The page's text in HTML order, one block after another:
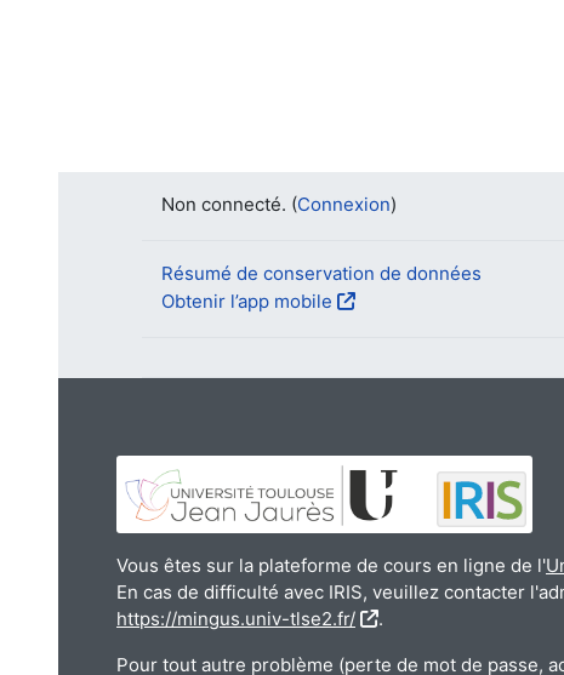
Non connecté. (Connexion)
Résumé de conservation de données
Obtenir l’app mobile
Vous êtes sur la plateforme de cours en ligne de l'
En cas de difficulté avec IRIS, veuillez contacter
https://mingus.univ-tlse2.fr/
.
Pour tout autre problème (perte de mot de passe,